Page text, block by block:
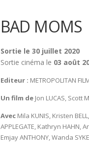
BAD MOMS
Sortie le 30 juillet 2020
Sortie cinéma le 03 août
Editeur : METROPOLITAN
Un film deJon LUCAS, Scott
AvecMila KUNIS, Kristen
APPLEGATE, Kathryn HAHN,
Emjay ANTHONY, Wanda